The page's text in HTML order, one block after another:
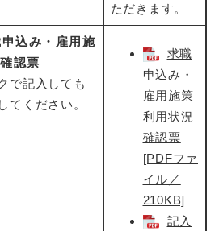
ただきます。
申込み・雇用施
認票
で記入しても
てください。
求職
申込み・
雇用施策
利用状況
確認票
[PDFファ
イル／
210KB]
記入